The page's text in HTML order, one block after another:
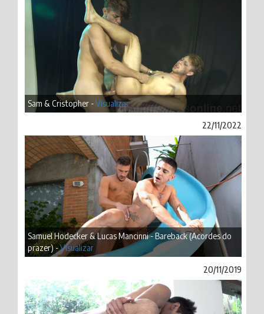
Sam & Cristopher -Visualizar
22/11/2022
Samuel Hodecker & Lucas Mancinni - Bareback (Acordes do
prazer) -Visualizar
20/11/2019